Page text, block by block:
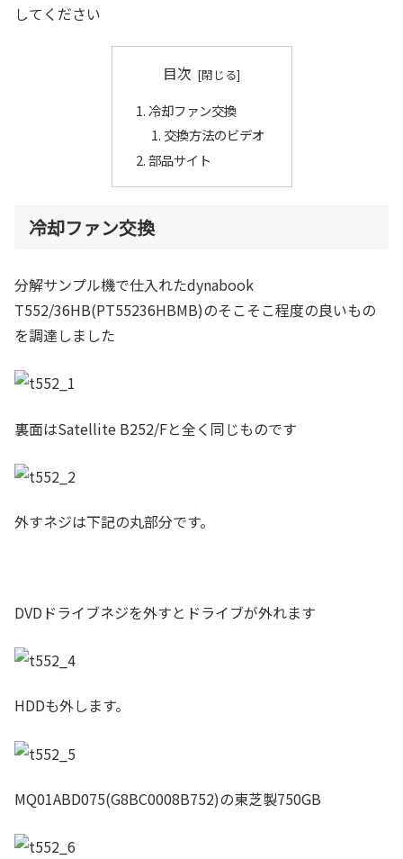
してください
目次
冷却ファン交換
交換方法のビデオ
部品サイト
冷却ファン交換
分解サンプル機で仕入れたdynabook
T552/36HB(PT55236HBMB)のそこそこ程度の良いもの
を調達しました
裏面はSatellite B252/Fと全く同じものです
外すネジは下記の丸部分です。
DVDドライブネジを外すとドライブが外れます
HDDも外します。
MQ01ABD075(G8BC0008B752)の東芝製750GB